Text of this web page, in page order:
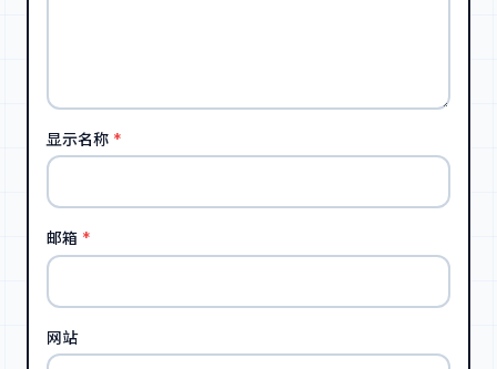
显示名称 *
邮箱 *
网站